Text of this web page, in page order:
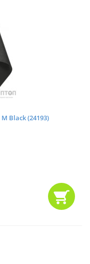
Black (24193)